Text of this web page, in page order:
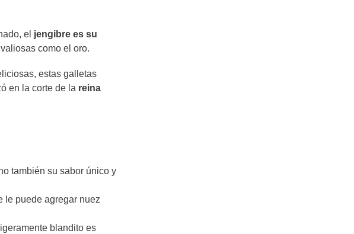
el jengibre es su
como el oro.
estas galletas
en la corte de la reina
también su sabor único y
le puede agregar nuez
blandito es